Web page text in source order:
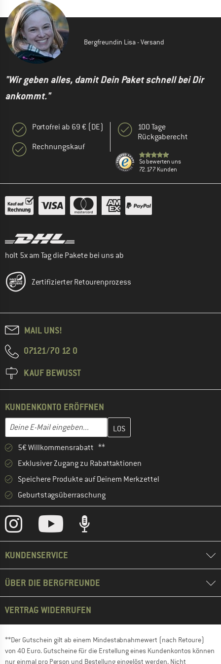
Bergfreundin Lisa - Versand
"Wir geben alles, damit Dein Paket schnell bei Dir
ankommt."
Portofrei ab 69 € (DE)
Rechnungskauf
100 Tage
Rückgaberecht
So bewerten uns
72.177 Kunden
holt 5x am Tag die Pakete bei uns ab
Zertifizierter Retourenprozess
MAIL UNS!
07121/70 12 0
KAUF BEWUSST
KUNDENKONTO ERÖFFNEN
Deine E-Mail eingeben...
Gib hier deine E-Mail-Adresse ein und erstelle im nächsten
5€ Willkommensrabatt **
Exklusiver Zugang zu Rabattaktionen
Speichere Produkte auf Deinem Merkzettel
Geburtstagsüberraschung
KUNDENSERVICE
ÜBER DIE BERGFREUNDE
VERTRAG WIDERRUFEN
**Der Gutschein gilt ab einem Mindestabnahmewert (nach Retoure)
von 40 Euro. Gutscheine für die Erstellung eines Kundenkontos können
nur einmal pro Person und Bestellung eingelöst werden. Nicht